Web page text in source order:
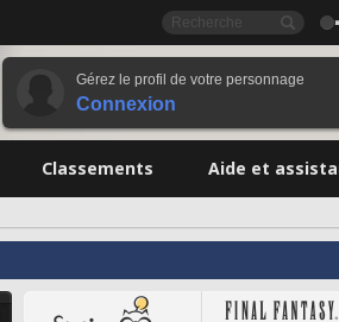
Gérez le profil de votre personnage
Connexion
Classements Aide et